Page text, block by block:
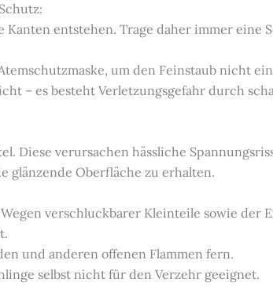
entstehen. Trage daher immer eine
um den Feinstaub nicht
– es besteht Verletzungsgefahr durch
Diese verursachen hässliche
glänzende Oberfläche zu erhalten.
verschluckbarer Kleinteile sowie der
und anderen offenen Flammen fern.
selbst nicht für den Verzehr geeignet.